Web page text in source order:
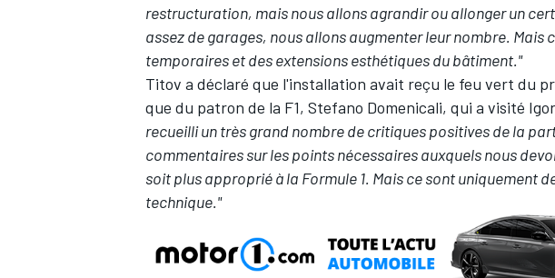
restructuration, mais nous allons agrandir ou allonger un
assez de garages, nous allons augmenter leur nombre. Mais
temporaires et des extensions esthétiques du bâtiment."
Titov a déclaré que l'installation avait reçu le feu vert du
que du patron de la F1, Stefano Domenicali, qui a visité
recueilli un très grand nombre de critiques positives de la
commentaires sur les points nécessaires auxquels nous
soit plus approprié à la Formule 1. Mais ce sont uniquement
technique."